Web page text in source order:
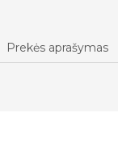
Prekės aprašymas